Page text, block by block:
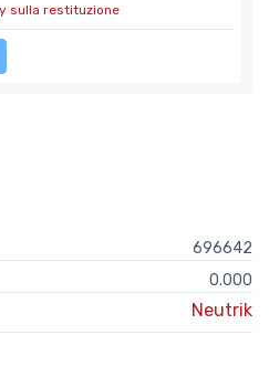
sulla restituzione
696642
0.000
Neutrik